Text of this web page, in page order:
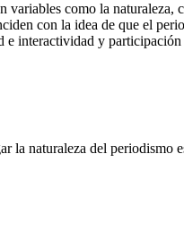
como la
con la idea de que el
y
la naturaleza del periodismo